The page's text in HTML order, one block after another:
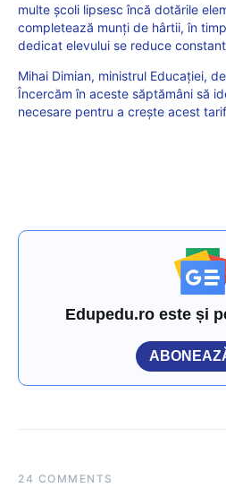
multe școli lipsesc încă dotările
completează munți de hârtii, în
dedicat elevului se reduce constant
Mihai Dimian, ministrul Educației,
Încercăm în aceste săptămâni să
necesare pentru a crește acest
Edupedu.ro este și
24 COMMENTS